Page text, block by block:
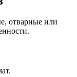
отварные или